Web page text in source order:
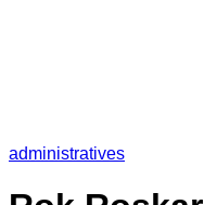
administratives